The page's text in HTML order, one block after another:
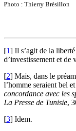
Photo : Thierry Brésillon
[1] Il s’agit de la
d’investissement et de
[2] Mais, dans le
l’homme seraient bel
concordance avec les
La Presse de Tunisie,
[3] Idem.